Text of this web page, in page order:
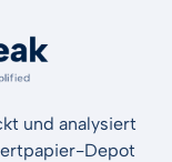
und analysiert
Depot